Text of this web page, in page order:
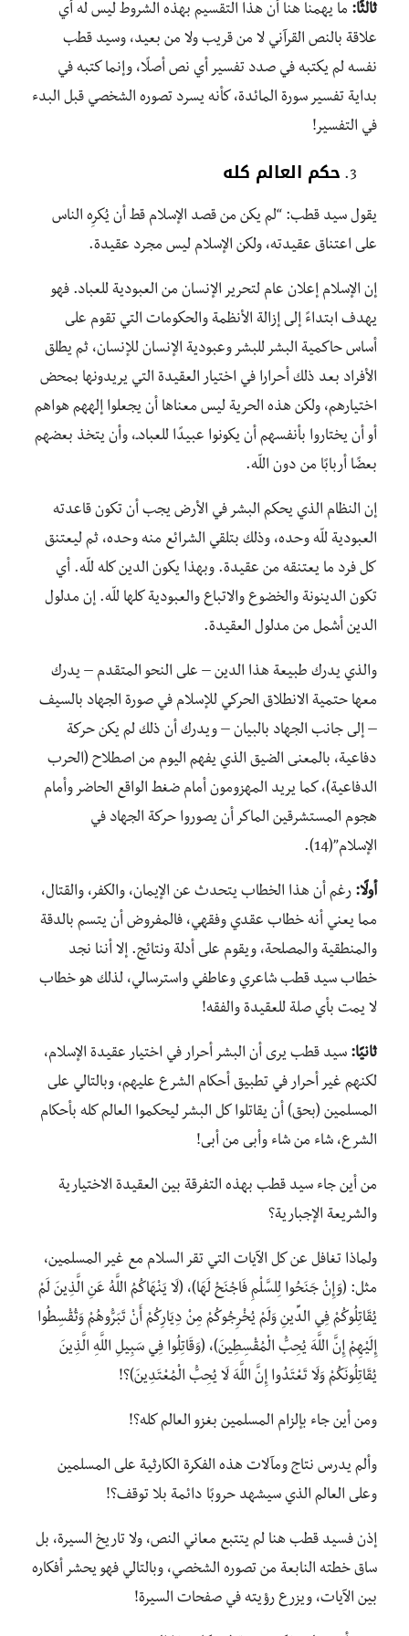
ثالثًا: ما يهمنا هنا أن هذا التقسيم بهذه الشروط ليس له أي
علاقة بالنص القرآني لا من قريب ولا من بعيد، وسيد قطب
نفسه لم يكتبه في صدد تفسير أي نص أصلًا، وإنما كتبه في
بداية تفسير سورة المائدة، كأنه يسرد تصوره الشخصي قبل البدء
في التفسير!
حكم العالم كله
يقول سيد قطب: “لم يكن من قصد الإسلام قط أن يُكرِه الناس
على اعتناق عقيدته، ولكن الإسلام ليس مجرد عقيدة.
إن الإسلام إعلان عام لتحرير الإنسان من العبودية للعباد. فهو
يهدف ابتداءً إلى إزالة الأنظمة والحكومات التي تقوم على
أساس حاكمية البشر للبشر وعبودية الإنسان للإنسان، ثم يطلق
الأفراد بعد ذلك أحرارا في اختيار العقيدة التي يريدونها بمحض
اختيارهم، ولكن هذه الحرية ليس معناها أن يجعلوا إلههم هواهم
أو أن يختاروا بأنفسهم أن يكونوا عبيدًا للعبادـ، وأن يتخذ بعضهم
بعضًا أربابًا من دون اللّه.
إن النظام الذي يحكم البشر في الأرض يجب أن تكون قاعدته
العبودية للّه وحده، وذلك بتلقي الشرائع منه وحده، ثم ليعتنق
كل فرد ما يعتنقه من عقيدة. وبهذا يكون الدين كله للّه. أي
تكون الدينونة والخضوع والاتباع والعبودية كلها للّه. إن مدلول
الدين أشمل من مدلول العقيدة.
والذي يدرك طبيعة هذا الدين – على النحو المتقدم – يدرك
معها حتمية الانطلاق الحركي للإسلام في صورة الجهاد بالسيف
– إلى جانب الجهاد بالبيان – ويدرك أن ذلك لم يكن حركة
دفاعية، بالمعنى الضيق الذي يفهم اليوم من اصطلاح (الحرب
الدفاعية)، كما يريد المهزومون أمام ضغط الواقع الحاضر وأمام
هجوم المستشرقين الماكر أن يصوروا حركة الجهاد في
الإسلام”(14).
أولًا: رغم أن هذا الخطاب يتحدث عن الإيمان، والكفر، والقتال،
مما يعني أنه خطاب عقدي وفقهي، فالمفروض أن يتسم بالدقة
والمنطقية والمصلحة، ويقوم على أدلة ونتائج. إلا أننا نجد
خطاب سيد قطب شاعري وعاطفي واسترسالي، لذلك هو خطاب
لا يمت بأي صلة للعقيدة والفقه!
ثانيًا: سيد قطب يرى أن البشر أحرار في اختيار عقيدة الإسلام،
لكنهم غير أحرار في تطبيق أحكام الشرع عليهم، وبالتالي على
المسلمين (بحق) أن يقاتلوا كل البشر ليحكموا العالم كله بأحكام
الشرع، شاء من شاء وأبى من أبى!
من أين جاء سيد قطب بهذه التفرقة بين العقيدة الاختيارية
والشريعة الإجبارية؟
ولماذا تغافل عن كل الآيات التي تقر السلام مع غير المسلمين،
مثل: (وَإِنْ جَنَحُوا لِلسَّلْمِ فَاجْنَحْ لَهَا)، (لَا يَنْهَاكُمُ اللَّهُ عَنِ الَّذِينَ لَمْ
يُقَاتِلُوكُمْ فِي الدِّينِ وَلَمْ يُخْرِجُوكُمْ مِنْ دِيَارِكُمْ أَنْ تَبَرُّوهُمْ وَتُقْسِطُوا
إِلَيْهِمْ إِنَّ اللَّهَ يُحِبُّ الْمُقْسِطِينَ)، (وَقَاتِلُوا فِي سَبِيلِ اللَّهِ الَّذِينَ
يُقَاتِلُونَكُمْ وَلَا تَعْتَدُوا إِنَّ اللَّهَ لَا يُحِبُّ الْمُعْتَدِينَ)؟!
ومن أين جاء بإلزام المسلمين بغزو العالم كله؟!
وألم يدرس نتاج ومآلات هذه الفكرة الكارثية على المسلمين
وعلى العالم الذي سيشهد حروبًا دائمة بلا توقف؟!
إذن فسيد قطب هنا لم يتتبع معاني النص، ولا تاريخ السيرة، بل
ساق خطته النابعة من تصوره الشخصي، وبالتالي فهو يحشر أفكاره
بين الآيات، ويزرع رؤيته في صفحات السيرة!